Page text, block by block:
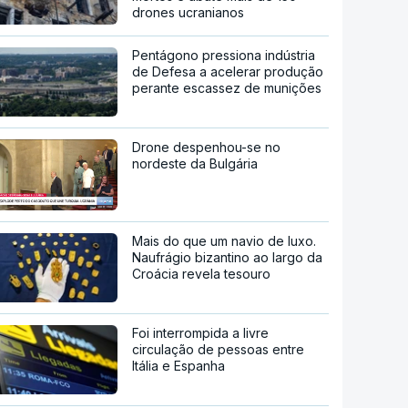
drones ucranianos
Pentágono pressiona indústria
de Defesa a acelerar produção
perante escassez de munições
Drone despenhou-se no
nordeste da Bulgária
Mais do que um navio de luxo.
Naufrágio bizantino ao largo da
Croácia revela tesouro
Foi interrompida a livre
circulação de pessoas entre
Itália e Espanha